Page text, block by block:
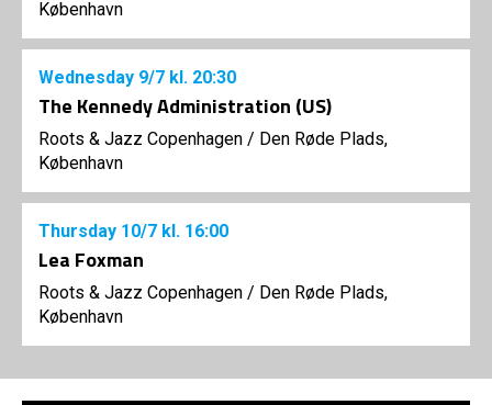
København
Wednesday 9/7 kl. 20:30
The Kennedy Administration (US)
Roots & Jazz Copenhagen / Den Røde Plads,
København
Thursday 10/7 kl. 16:00
Lea Foxman
Roots & Jazz Copenhagen / Den Røde Plads,
København